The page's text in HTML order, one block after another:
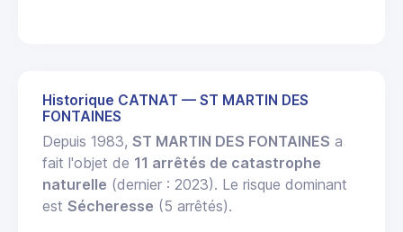
Historique CATNAT — ST MARTIN DES
FONTAINES
Depuis 1983, ST MARTIN DES FONTAINES a
fait l'objet de 11 arrêtés de catastrophe
naturelle (dernier : 2023). Le risque dominant
est Sécheresse (5 arrêtés).